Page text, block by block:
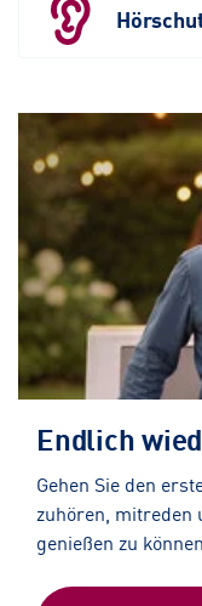
Endlich
Gehen Sie den
zuhören, mitreden
genießen zu können.